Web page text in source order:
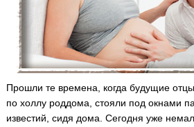
Прошли те времена, когда будущие
по холлу роддома, стояли под окнами
известий, сидя дома. Сегодня уже